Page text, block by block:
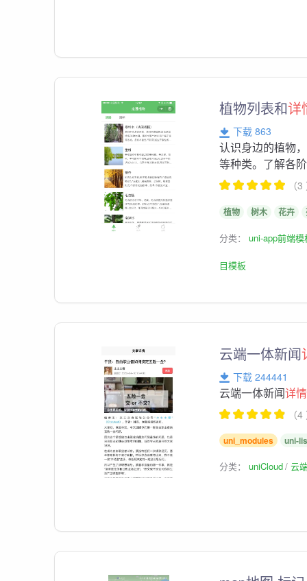
植物列表和详
下载 863
认识身边的植物
等种类。了解各
（
植物 树木 花卉
分类：uni-app前端模
目模板
云端一体新闻
下载 244441
云端一体新闻详情
（
uni_modules uni-
分类：uniCloud 云